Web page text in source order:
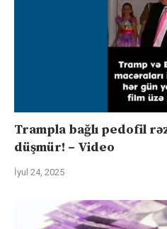
Trampla bağlı pedofil
düşmür! – Video
İyul 24, 2025